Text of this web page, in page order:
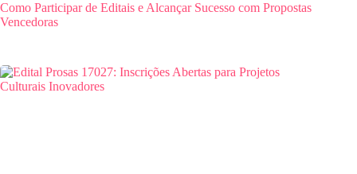
Como Participar de Editais e Alcançar Sucesso com Propostas
Vencedoras